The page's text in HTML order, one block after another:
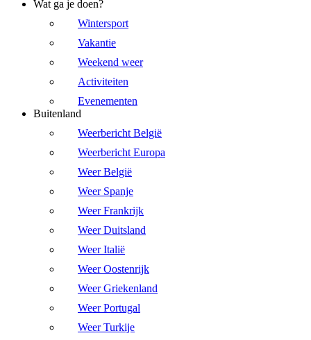
Wat ga je doen?
Wintersport
Vakantie
Weekend weer
Activiteiten
Evenementen
Buitenland
Weerbericht België
Weerbericht Europa
Weer België
Weer Spanje
Weer Frankrijk
Weer Duitsland
Weer Italië
Weer Oostenrijk
Weer Griekenland
Weer Portugal
Weer Turkije